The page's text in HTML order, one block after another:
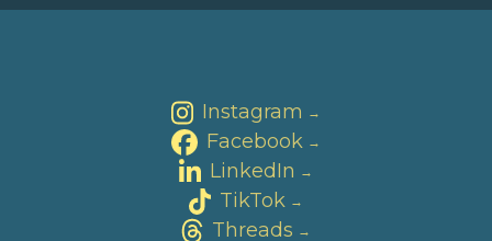
Instagram →
Facebook →
LinkedIn →
TikTok →
Threads →